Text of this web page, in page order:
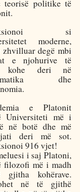
teorisë politike të
si
moderne,
zhvilluar degë mbi
e njohurive të
kohe deri në
dhe
e Platonit
Universiteti më i
në botë dhe më
deri më sot.
916 vjet!
i saj Platoni,
filozofi më i madh
kohërave.
në të gjithë